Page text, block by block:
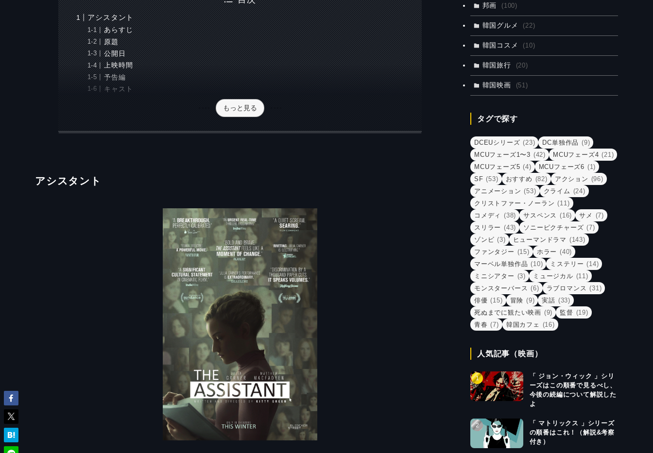
アシスタント
あらすじ
原題
公開日
上映時間
予告編
キャスト
もっと見る
アシスタント
邦画 (100)
韓国グルメ (22)
韓国コスメ (10)
韓国旅行 (20)
韓国映画 (51)
タグで探す
DCEUシリーズ (23) DC単独作品 (9)
MCUフェーズ1〜3 (42) MCUフェーズ4 (21)
MCUフェーズ5 (4) MCUフェーズ6 (1)
SF (53) おすすめ (82) アクション (96)
アニメーション (53) クライム (24)
クリストファー・ノーラン (11)
コメディ (38) サスペンス (16) サメ (7)
スリラー (43) ソニーピクチャーズ (7)
ゾンビ (3) ヒューマンドラマ (143)
ファンタジー (15) ホラー (40)
マーベル単独作品 (10) ミステリー (14)
ミニシアター (3) ミュージカル (11)
モンスターバース (6) ラブロマンス (31)
俳優 (15) 冒険 (9) 実話 (33)
死ぬまでに観たい映画 (9) 監督 (19)
青春 (7) 韓国カフェ (16)
人気記事（映画）
「 ジョン・ウィック 」シリ
ーズはこの順番で見るべし、
今後の続編について解説した
よ
「 マトリックス 」シリーズ
の順番はこれ！（解説&考察
付き）